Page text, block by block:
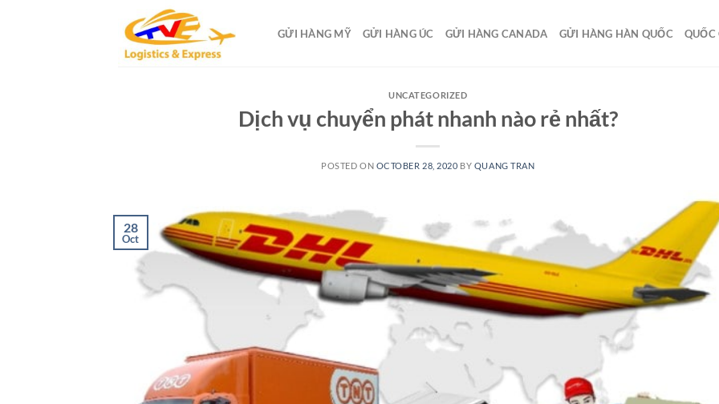
GỬI HÀNG MỸ GỬI HÀNG ÚC GỬI HÀNG CANADA GỬI HÀNG HÀN QUỐC QUỐC
UNCATEGORIZED
Dịch vụ chuyển phát nhanh nào rẻ nhất?
POSTED ON OCTOBER 28, 2020 BY QUANG TRAN
28
Oct